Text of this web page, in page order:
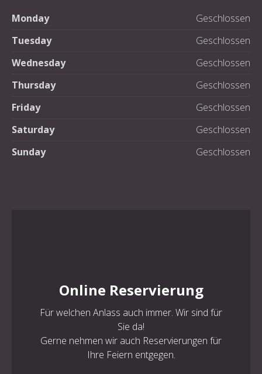
Monday
Geschlossen
Tuesday
Geschlossen
Wednesday
Geschlossen
Thursday
Geschlossen
Friday
Geschlossen
Saturday
Geschlossen
Sunday
Geschlossen
Online Reservierung
Für welchen Anlass auch immer. Wir sind für
Sie da!
Gerne nehmen wir auch Reservierungen für
Ihre Feiern entgegen.
PREVIOUS